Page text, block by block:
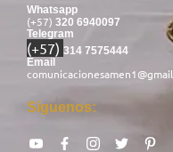
Whatsapp
(+57) 320 6940097
Telegram
(+57) 314 7575444
Email
Síguenos: